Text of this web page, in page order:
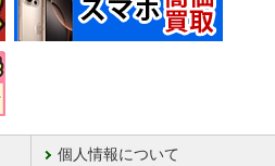
個人情報について